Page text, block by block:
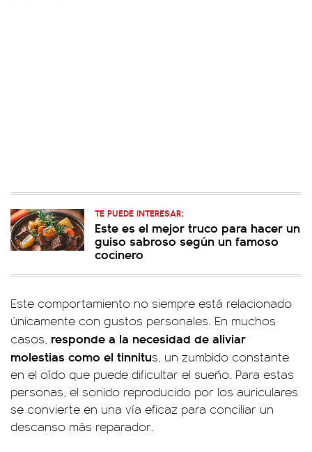
TE PUEDE INTERESAR:
Este es el mejor truco para hacer un
guiso sabroso según un famoso
cocinero
Este comportamiento no siempre está relacionado
únicamente con gustos personales. En muchos
casos, responde a la necesidad de aliviar
molestias como el tinnitus, un zumbido constante
en el oído que puede dificultar el sueño. Para estas
personas, el sonido reproducido por los auriculares
se convierte en una vía eficaz para conciliar un
descanso más reparador.